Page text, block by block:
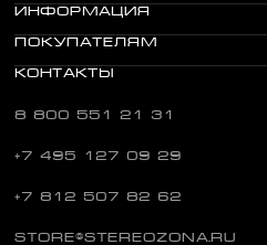
ИНФОРМАЦИЯ
ПОКУПАТЕЛЯМ
КОНТАКТЫ
8 800 551 21 31
+7 495 127 09 29
+7 812 507 82 62
STORE@STEREOZONA.RU